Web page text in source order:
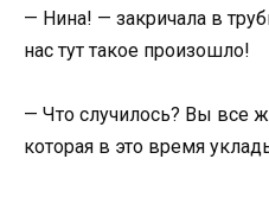
— Нина! — закричала в
нас тут такое произошло!
— Что случилось? Вы все
которая в это время